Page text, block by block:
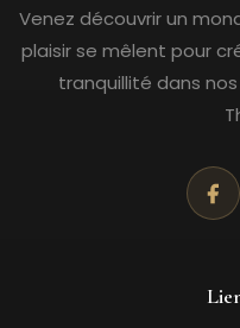
Venez découvrir un
plaisir se mêlent pour
tranquillité dans nos